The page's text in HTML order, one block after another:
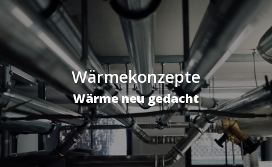
Wärmekonzepte
Wärme neu gedacht